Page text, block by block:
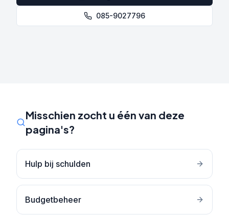
085-9027796
Misschien zocht u één van deze
pagina's?
Hulp bij schulden
Budgetbeheer